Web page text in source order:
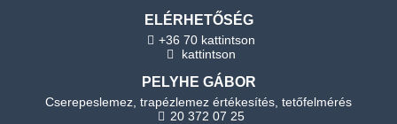
ELÉRHETŐSÉG
+36 70 kattintson
kattintson
PELYHE GÁBOR
Cserepeslemez, trapézlemez értékesítés, tetőfelmérés
20 372 07 25